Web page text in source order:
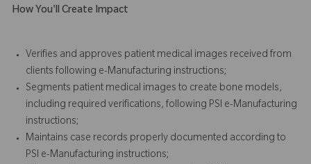
How You'll Create Impact
Verifies and approves patient medical images received from
clients following e-Manufacturing instructions;
Segments patient medical images to create bone models,
including required verifications, following PSI e-Manufacturing
instructions;
Maintains case records properly documented according to
PSI e-Manufacturing instructions;